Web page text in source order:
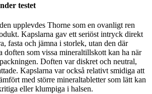
testet
upplevdes Thorne som en ovanligt ren
Kapslarna gav ett seriöst intryck direkt
fasta och jämna i storlek, utan den där
doften som vissa mineraltillskott kan ha när
Doften var diskret och neutral,
Kapslarna var också relativt smidiga att
med större mineraltabletter som lätt kan
eller klumpiga i halsen.